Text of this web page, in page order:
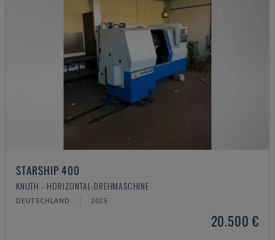
STARSHIP 400
KNUTH - HORIZONTAL-DREHMASCHINE
DEUTSCHLAND 2015
20.500 €